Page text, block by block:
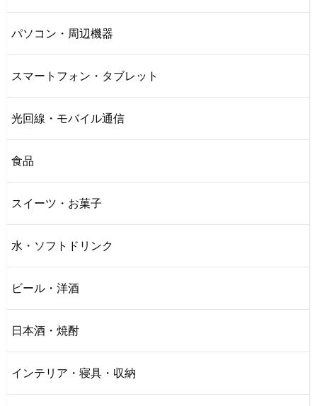
パソコン・周辺機器
スマートフォン・タブレット
光回線・モバイル通信
食品
スイーツ・お菓子
水・ソフトドリンク
ビール・洋酒
日本酒・焼酎
インテリア・寝具・収納